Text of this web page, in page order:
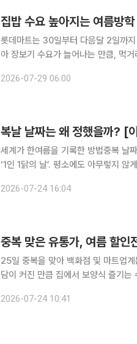
집밥 수요 높아지는 여름방
롯데마트는 30일부터 다음달 2일까
아 장보기 수요가 늘어나는 만큼, 먹
나볼 수 있다. 채소도 농림축산식품부
2026-07-29 06:00
복날 날짜는 왜 정했을까? [
세계가 한여름을 기록한 방법중복 날짜
‘1인 1닭의 날’. 평소에도 아무렇지
운 날 보양식을 먹는 날로 여겨지는 이
2026-07-24 16:04
중복 맞은 유통가, 여름 할인
25일 중복을 맞아 백화점 및 마트업
담이 커진 만큼 집에서 보양식 즐기
일주일간 생닭, 장어, 전복 등 보양식
2026-07-24 10:41